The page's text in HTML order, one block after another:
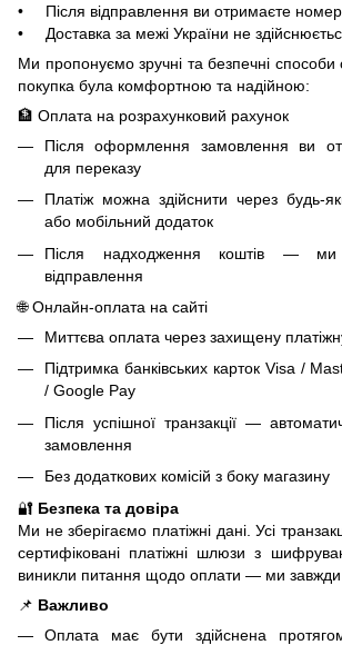
• Після відправлення ви отримаєте номер
• Доставка за межі України не
Ми пропонуємо зручні та безпечні
покупка була комфортною та надійною:
🏦 Оплата на розрахунковий рахунок
Після оформлення замовлення ви
для переказу
Платіж можна здійснити через будь-
або мобільний додаток
Після надходження коштів — ми
відправлення
🌐 Онлайн-оплата на сайті
Миттєва оплата через захищену
Підтримка банківських карток Visa /
/ Google Pay
Після успішної транзакції —
замовлення
Без додаткових комісій з боку магазину
🔐 Безпека та довіра
Ми не зберігаємо платіжні дані. Усі
сертифіковані платіжні шлюзи з
виникли питання щодо оплати — ми завжди
📌 Важливо
Оплата має бути здійснена